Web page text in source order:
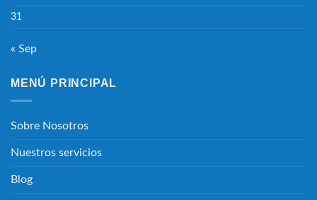
31
« Sep
MENÚ PRINCIPAL
Sobre Nosotros
Nuestros servicios
Blog